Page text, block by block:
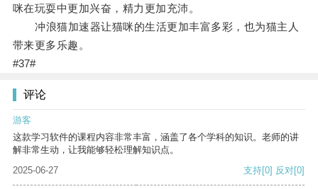
咪在玩耍中更加兴奋，精力更加充沛。
冲浪猫加速器让猫咪的生活更加丰富多彩，也为猫主人
带来更多乐趣。
#37#
评论
游客
这款学习软件的课程内容非常丰富，涵盖了各个学科的知识。老师的讲
解非常生动，让我能够轻松理解知识点。
2025-06-27
支持[0] 反对[0]